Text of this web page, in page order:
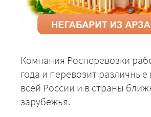
Компания Росперевозки
года и перевозит различные
всей России и в страны
зарубежья.